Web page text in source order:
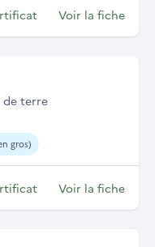
Voir la fiche
de terre
gros)
Voir la fiche